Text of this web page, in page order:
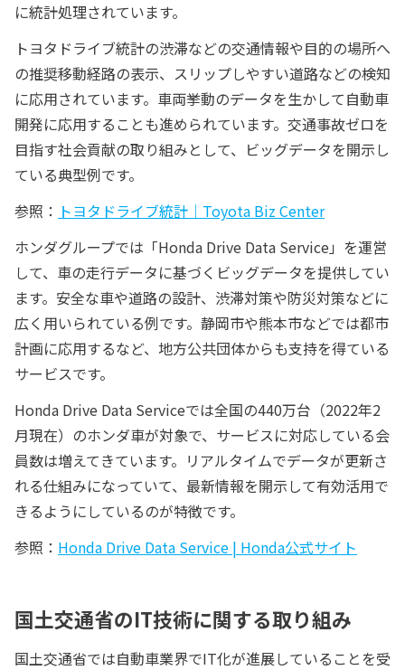
に統計処理されています。
トヨタドライブ統計の渋滞などの交通情報や目的の場所へ
の推奨移動経路の表示、スリップしやすい道路などの検知
に応用されています。車両挙動のデータを生かして自動車
開発に応用することも進められています。交通事故ゼロを
目指す社会貢献の取り組みとして、ビッグデータを開示し
ている典型例です。
参照： トヨタドライブ統計｜Toyota Biz Center
ホンダグループでは「Honda Drive Data Service」を運営
して、車の走行データに基づくビッグデータを提供してい
ます。安全な車や道路の設計、渋滞対策や防災対策などに
広く用いられている例です。静岡市や熊本市などでは都市
計画に応用するなど、地方公共団体からも支持を得ている
サービスです。
Honda Drive Data Serviceでは全国の440万台（2022年2
月現在）のホンダ車が対象で、サービスに対応している会
員数は増えてきています。リアルタイムでデータが更新さ
れる仕組みになっていて、最新情報を開示して有効活用で
きるようにしているのが特徴です。
参照： Honda Drive Data Service | Honda公式サイト
国土交通省のIT技術に関する取り組み
国土交通省では自動車業界でIT化が進展していることを受